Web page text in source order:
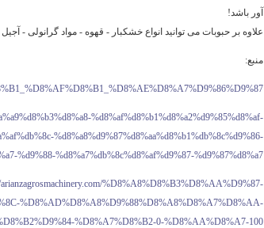
آور باشد!
علاوه بر حبوبات می توانید انواع خشکبار - قهوه - مواد گرانولی -
منبع:
%d8%af%d8%b1%d8%a2%d9%85%d8%af-
%d8%a8%d9%87%d8%aa%d8%b1%db%8c%d9%86-
%d9%88-%d8%a7%db%8c%d8%af%d9%87-%d9%87%d8%a7/
%D8%A8%D8%B3%D8%AA%D9%87-
%D8%AD%D8%A8%D9%88%D8%A8%D8%A7%D8%AA-
%D8%A7%D8%B2-0-%D8%AA%D8%A7-100/